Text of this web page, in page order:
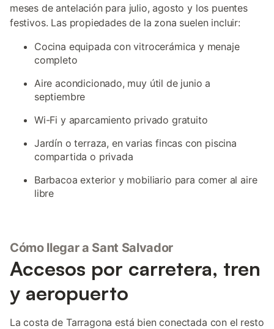
meses de antelación para julio, agosto y los puentes
festivos. Las propiedades de la zona suelen incluir:
Cocina equipada con vitrocerámica y menaje
completo
Aire acondicionado, muy útil de junio a
septiembre
Wi-Fi y aparcamiento privado gratuito
Jardín o terraza, en varias fincas con piscina
compartida o privada
Barbacoa exterior y mobiliario para comer al aire
libre
Cómo llegar a Sant Salvador
Accesos por carretera, tren
y aeropuerto
La costa de Tarragona está bien conectada con el resto